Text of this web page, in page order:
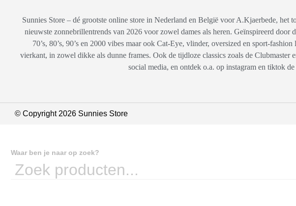
Sunnies Store – dé grootste online store in Nederland en België voor A.Kjaerbede,
nieuwste zonnebrillentrends van 2026 voor zowel dames als heren. Geïnspireerd
70’s, 80’s, 90’s en 2000 vibes maar ook Cat-Eye, vlinder, oversized en sport-
vierkant, in zowel dikke als dunne frames. Ook de tijdloze classics zoals de
social media, en ontdek o.a. op instagram en tiktok
© Copyright 2026 Sunnies Store
Waar ben je naar op zoek?